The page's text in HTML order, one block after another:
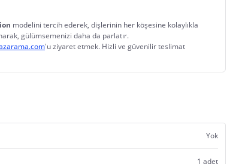
modelini tercih ederek, dişlerinin her köşesine kolaylıkla
gülümsemenizi daha da parlatır.
'u ziyaret etmek. Hizli ve güvenilir teslimat
Yok
1 adet